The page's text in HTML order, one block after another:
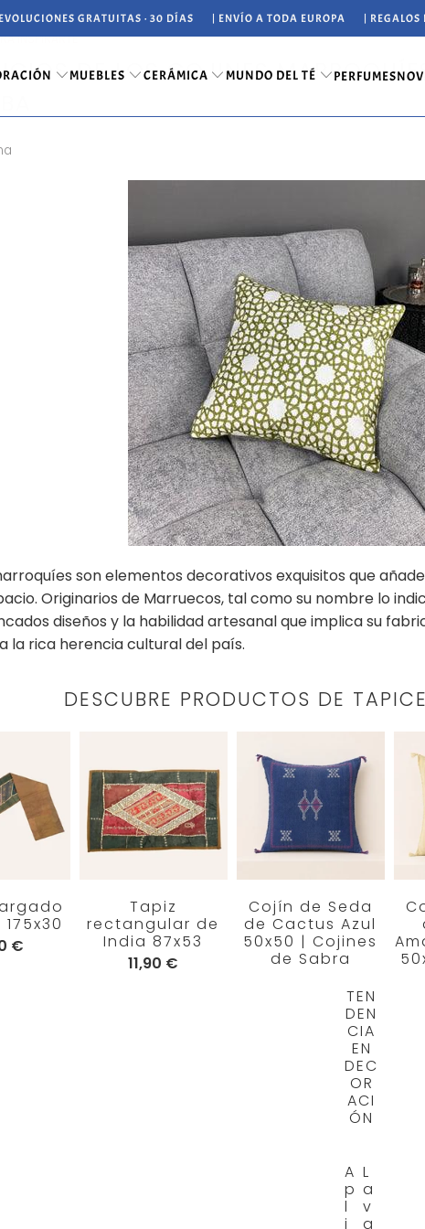
GRATUITAS · 30 DÍAS | ENVÍO A TODA EUROPA | REGALOS
MUEBLES CERÁMICA MUNDO DEL TÉ PERFUMES
INSPIRARTE
DE LOS COJINES
son elementos decorativos exquisitos que
Originarios de Marruecos, tal como su nombre lo
diseños y la habilidad artesanal que implica su
la rica herencia cultural del país.
DESCUBRE PRODUCTOS DE
Cojín de Seda
de Cactus Azul
50x50 | Cojines
de Sabra
TEN
DEN
CIA
EN
DEC
OR
ACI
ÓN
A
p
l
i
L
a
v
a
€
Tapiz
rectangular de
India 87x53
11,90 €